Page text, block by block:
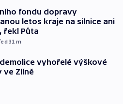
fondu dopravy
letos kraje na silnice ani
řekl Půta
31 m
vyhořelé výškové
ve Zlíně